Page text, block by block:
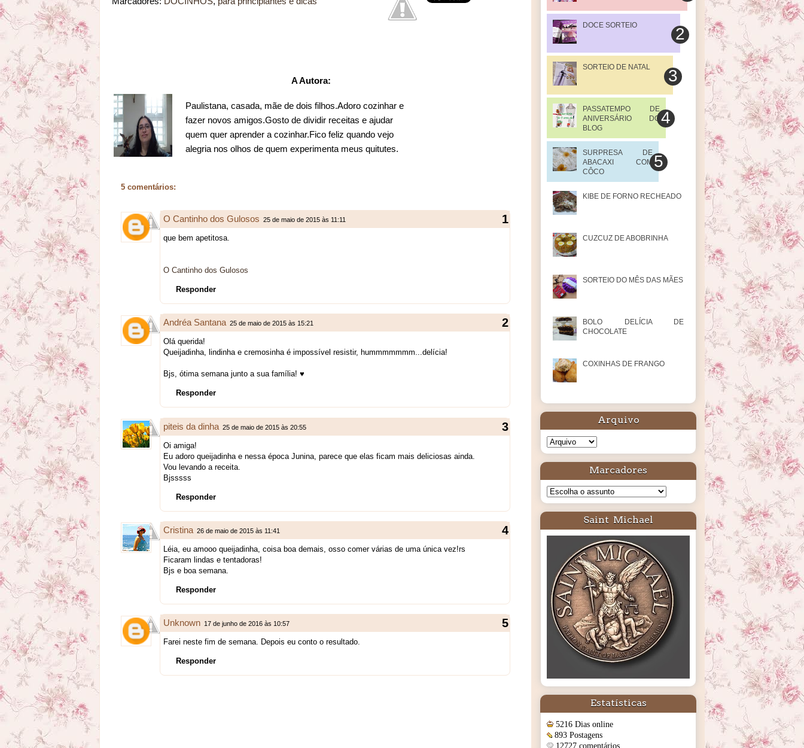
A Autora:
Paulistana, casada, mãe de dois filhos.Adoro cozinhar e
fazer novos amigos.Gosto de dividir receitas e ajudar
quem quer aprender a cozinhar.Fico feliz quando vejo
alegria nos olhos de quem experimenta meus quitutes.
5 comentários:
O Cantinho dos Gulosos 25 de maio de 2015 às 11:11
que bem apetitosa.
O Cantinho dos Gulosos
Responder
Andréa Santana 25 de maio de 2015 às 15:21
Olá querida!
Queijadinha, lindinha e cremosinha é impossível resistir, hummmmmmm...delícia!
Bjs, ótima semana junto a sua família! ♥
Responder
piteis da dinha 25 de maio de 2015 às 20:55
Oi amiga!
Eu adoro queijadinha e nessa época Junina, parece que elas ficam mais deliciosas ainda.
Vou levando a receita.
Bjsssss
Responder
Cristina 26 de maio de 2015 às 11:41
Léia, eu amooo queijadinha, coisa boa demais, osso comer várias de uma única vez!rs
Ficaram lindas e tentadoras!
Bjs e boa semana.
Responder
Unknown 17 de junho de 2016 às 10:57
Farei neste fim de semana. Depois eu conto o resultado.
Responder
DOCE SORTEIO
SORTEIO DE NATAL
PASSATEMPO DE
ANIVERSÁRIO DO
BLOG
SURPRESA DE
ABACAXI COM
CÔCO
KIBE DE FORNO RECHEADO
CUZCUZ DE ABOBRINHA
SORTEIO DO MÊS DAS MÃES
BOLO DELÍCIA DE
CHOCOLATE
COXINHAS DE FRANGO
Arquivo
Marcadores
Saint Michael
Estatísticas
5216 Dias online
893 Postagens
12727 comentários